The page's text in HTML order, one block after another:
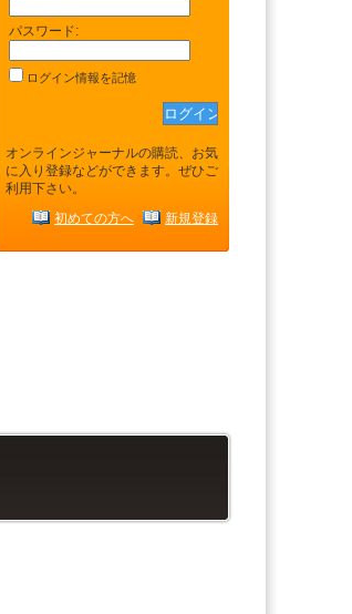
パスワード:
ログイン情報を記憶
オンラインジャーナルの購読、お気
に入り登録などができます。ぜひご
利用下さい。
初めての方へ 新規登録